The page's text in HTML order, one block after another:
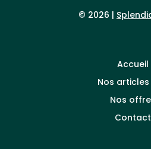
© 2026 |
Accueil
Nos articles
Nos
Contact